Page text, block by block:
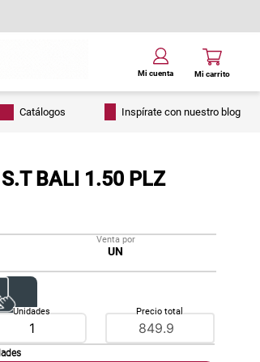
Catálogos Inspírate con nuestro blog
BALI 1.50 PLZ
Venta por
UN
Unidades Precio total